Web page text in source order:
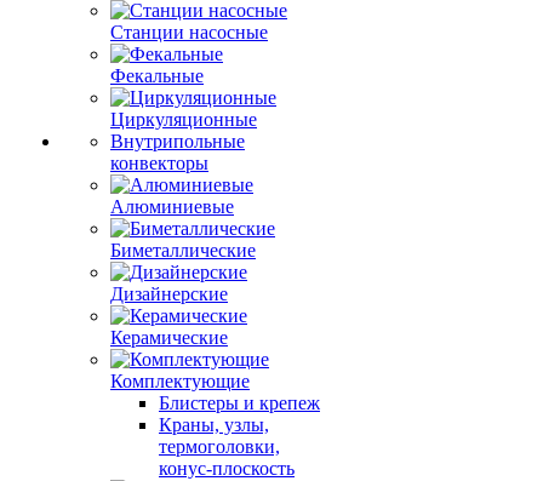
Станции насосные
Фекальные
Циркуляционные
Внутрипольные
конвекторы
Алюминиевые
Биметаллические
Дизайнерские
Керамические
Комплектующие
Блистеры и крепеж
Краны, узлы,
термоголовки,
конус-плоскость